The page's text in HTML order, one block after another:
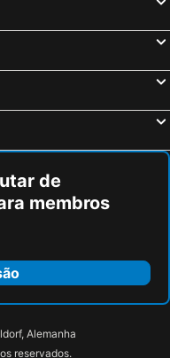
de
membros
Alemanha
reservados.